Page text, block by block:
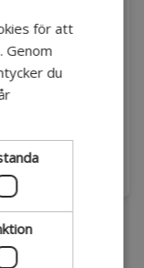
din
av:
för att
Genom
du